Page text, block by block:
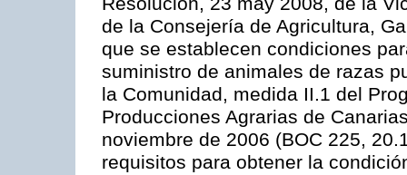
de la Consejería de Agricultura,
que se establecen condiciones
suministro de animales de razas
la Comunidad, medida II.1 del
Producciones Agrarias de
noviembre de 2006 (BOC 225,
requisitos para obtener la